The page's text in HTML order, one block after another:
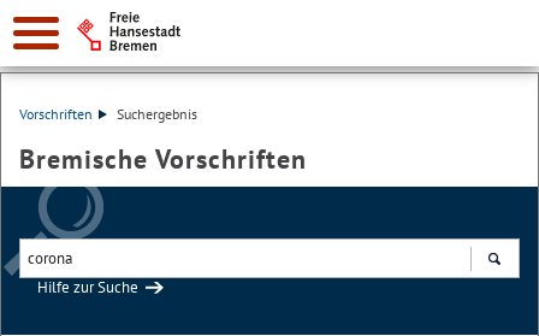
Vorschriften Suchergebnis
Bremische Vorschriften
Hilfe zur Suche